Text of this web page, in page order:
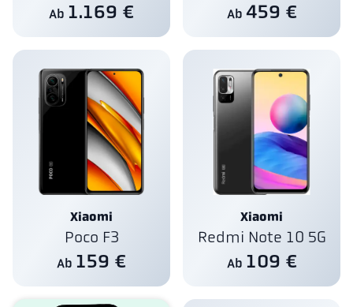
Ab 1.169 € Ab 459 €
Xiaomi
Poco F3
Ab 159 €
Xiaomi
Redmi Note 10 5G
Ab 109 €